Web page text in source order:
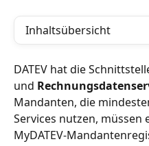
Inhaltsübersicht
DATEV hat die
und
Mandanten, die
Services nutzen, müssen
MyDATEV-